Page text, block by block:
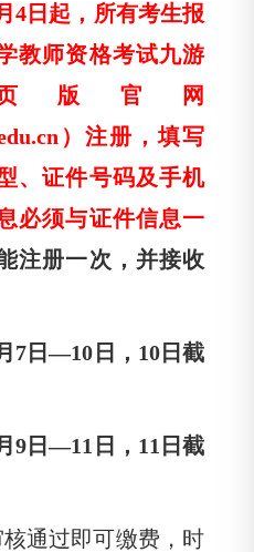
4日起，所有考生报
教师资格考试九游
版官网
）注册，填写
、证件号码及手机
必须与证件信息一
注册一次，并接收
7日—10日， 10日截
9日—11日， 11日截
通过即可缴费，时